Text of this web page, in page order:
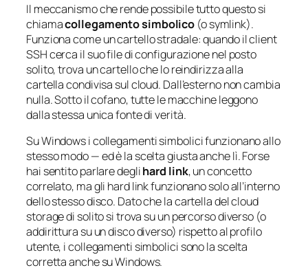
Il meccanismo che rende possibile tutto questo si
chiamacollegamento simbolico (osymlink).
Funziona come un cartello stradale: quando il client
SSH cerca il suo file di configurazione nel posto
solito, trova un cartello che lo reindirizza alla
cartella condivisa sul cloud. Dall’esterno non cambia
nulla. Sotto il cofano, tutte le macchine leggono
dalla stessa unica fonte di verità.
Su Windows i collegamenti simbolici funzionano allo
stesso modo — ed è la scelta giusta anche lì. Forse
hai sentito parlare deglihard link, un concetto
correlato, ma gli hard link funzionano solo all’interno
dello stesso disco. Dato che la cartella del cloud
storage di solito si trova su un percorso diverso (o
addirittura su un disco diverso) rispetto al profilo
utente, i collegamenti simbolici sono la scelta
corretta anche su Windows.